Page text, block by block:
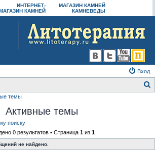
ИНТЕРНЕТ-
КАМНЕЙ
МАГАЗИН КАМНЕЙ
КАМНЕВЕДЫ
Вход
темы
Активные темы
поиску
0 результатов • Страница 1из 1
не найдено.